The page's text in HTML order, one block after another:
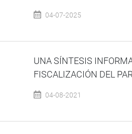
04-07-2025
UNA SÍNTESIS
FISCALIZACIÓN DEL
04-08-2021